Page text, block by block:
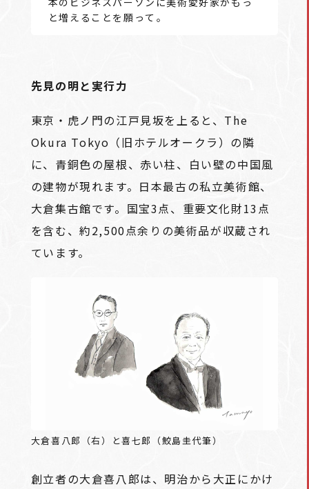
と増えることを願って――。
先見の明と実行力
東京・虎ノ門の江戸見坂を上ると、The
Okura Tokyo（旧ホテルオークラ）の隣
に、青銅色の屋根、赤い柱、白い壁の中国風
の建物が現れます。日本最古の私立美術館、
大倉集古館です。国宝3点、重要文化財13点
を含む、約2,500点余りの美術品が収蔵され
ています。
大倉喜八郎（右）と喜七郎（鮫島圭代筆）
創立者の大倉喜八郎は、明治から大正にかけ